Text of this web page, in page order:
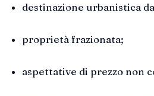
destinazione urbanistica
proprietà frazionata;
aspettative di prezzo non